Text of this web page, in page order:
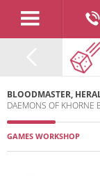
BLOODMASTER,
DAEMONS OF KHORNE
GAMES WORKSHOP